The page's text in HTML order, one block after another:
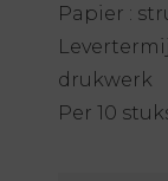
Papier :
drukwerk
Per 10